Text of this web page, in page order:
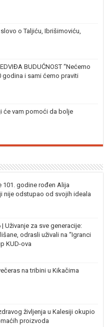
o Taljiću, Ibrišimoviću,
BUDUĆNOST “Nećemo
godina i sami ćemo praviti
će vam pomoći da bolje
101. godine rođen Alija
nije odstupao od svojih ideala
Uživanje za sve generacije:
odrasli uživali na “Igranci
KUD-ova
na tribini u Kikačima
življenja u Kalesiji okupio
proizvoda